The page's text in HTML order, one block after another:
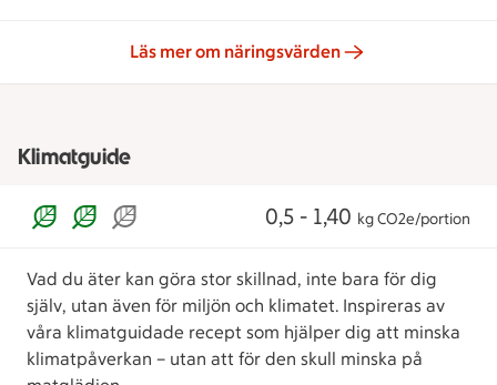
Läs mer om näringsvärden
Klimatguide
0,5 - 1,40 kg CO2e/portion
Vad du äter kan göra stor skillnad, inte bara för dig
själv, utan även för miljön och klimatet. Inspireras av
våra klimatguidade recept som hjälper dig att minska
klimatpåverkan – utan att för den skull minska på